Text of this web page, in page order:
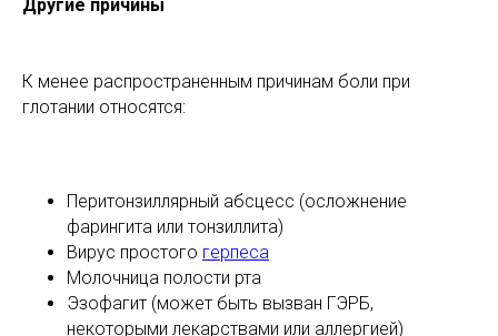
Другие причины
К менее распространенным причинам боли при
глотании относятся:
Перитонзиллярный абсцесс (осложнение
фарингита или тонзиллита)
Вирус простого герпеса
Молочница полости рта
Эзофагит (может быть вызван ГЭРБ,
некоторыми лекарствами или аллергией)